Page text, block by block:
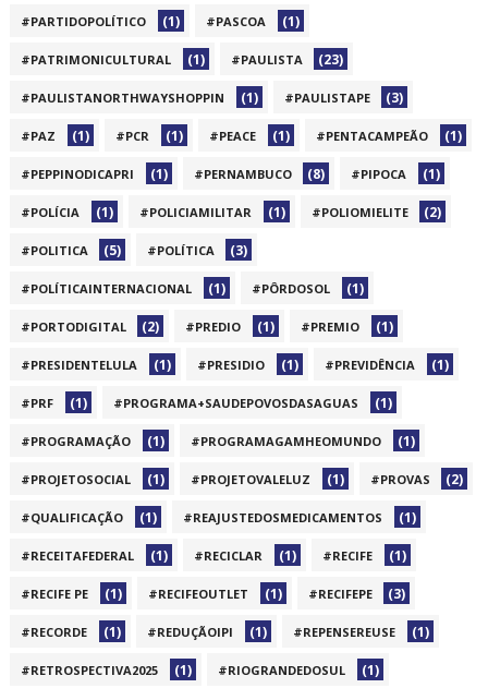
#PARTIDOPOLÍTICO (1) #PASCOA (1)
#PATRIMONICULTURAL (1) #PAULISTA (23)
#PAULISTANORTHWAYSHOPPIN (1) #PAULISTAPE (3)
#PAZ (1) #PCR (1) #PEACE (1) #PENTACAMPEÃO (1)
#PEPPINODICAPRI (1) #PERNAMBUCO (8) #PIPOCA (1)
#POLÍCIA (1) #POLICIAMILITAR (1) #POLIOMIELITE (2)
#POLITICA (5) #POLÍTICA (3)
#POLÍTICAINTERNACIONAL (1) #PÔRDOSOL (1)
#PORTODIGITAL (2) #PREDIO (1) #PREMIO (1)
#PRESIDENTELULA (1) #PRESIDIO (1) #PREVIDÊNCIA (1)
#PRF (1) #PROGRAMA+SAUDEPOVOSDASAGUAS (1)
#PROGRAMAÇÃO (1) #PROGRAMAGAMHEOMUNDO (1)
#PROJETOSOCIAL (1) #PROJETOVALELUZ (1) #PROVAS (2)
#QUALIFICAÇÃO (1) #REAJUSTEDOSMEDICAMENTOS (1)
#RECEITAFEDERAL (1) #RECICLAR (1) #RECIFE (1)
#RECIFE PE (1) #RECIFEOUTLET (1) #RECIFEPE (3)
#RECORDE (1) #REDUÇÃOIPI (1) #REPENSEREUSE (1)
#RETROSPECTIVA2025 (1) #RIOGRANDEDOSUL (1)